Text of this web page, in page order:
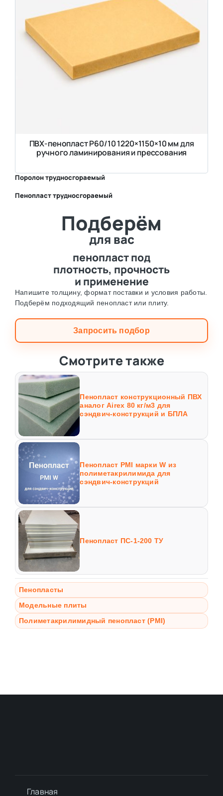
ПВХ-пенопласт Р60/10 1220×1150×10 мм для
ручного ламинирования и прессования
Поролон трудносгораемый
Пенопласт трудносгораемый
Подберём
для вас
пенопласт под
плотность, прочность
и применение
Напишите толщину, формат поставки и условия работы.
Подберём подходящий пенопласт или плиту.
Запросить подбор
Смотрите также
Пенопласт конструкционный ПВХ
аналог Airex 80 кг/м3 для
сэндвич-конструкций и БПЛА
Пенопласт PMI марки W из
полиметакрилимида для
сэндвич-конструкций
Пенопласт ПС-1-200 ТУ
Пенопласты
Модельные плиты
Полиметакрилимидный пенопласт (PMI)
Главная